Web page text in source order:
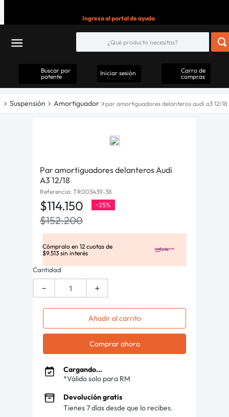
Ingresa al portal de ayuda
Buscar por
patente
Iniciar sesión
Carro de
compras
Suspensión Amortiguador par amortiguadores delanteros audi a3 12/18
Par amortiguadores delanteros Audi
A3 12/18
Referencia: TR003439-38
$114.150 -25%
$152.200
Cómpralo en 12 cuotas de
$9.513 sin interés
Cantidad
＋
－
Añadir al carrito
Comprar ahora
Cargando...
*Válido solo para RM
Devolución gratis
Tienes 7 días desde que lo recibes.